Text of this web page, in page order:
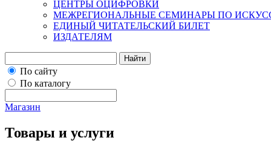
ЦЕНТРЫ ОЦИФРОВКИ
МЕЖРЕГИОНАЛЬНЫЕ СЕМИНАРЫ ПО
ЕДИНЫЙ ЧИТАТЕЛЬСКИЙ БИЛЕТ
ИЗДАТЕЛЯМ
Найти
По сайту
По каталогу
Магазин
Товары и услуги